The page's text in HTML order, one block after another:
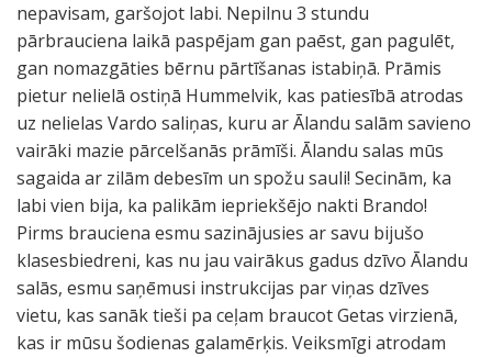
nepavisam, garšojot labi. Nepilnu 3 stundu
pārbrauciena laikā paspējam gan paēst, gan pagulēt,
gan nomazgāties bērnu pārtīšanas istabiņā. Prāmis
pietur nelielā ostiņā Hummelvik, kas patiesībā atrodas
uz nelielas Vardo saliņas, kuru ar Ālandu salām savieno
vairāki mazie pārcelšanās prāmīši. Ālandu salas mūs
sagaida ar zilām debesīm un spožu sauli! Secinām, ka
labi vien bija, ka palikām iepriekšējo nakti Brando!
Pirms brauciena esmu sazinājusies ar savu bijušo
klasesbiedreni, kas nu jau vairākus gadus dzīvo Ālandu
salās, esmu saņēmusi instrukcijas par viņas dzīves
vietu, kas sanāk tieši pa ceļam braucot Getas virzienā,
kas ir mūsu šodienas galamērķis. Veiksmīgi atrodam